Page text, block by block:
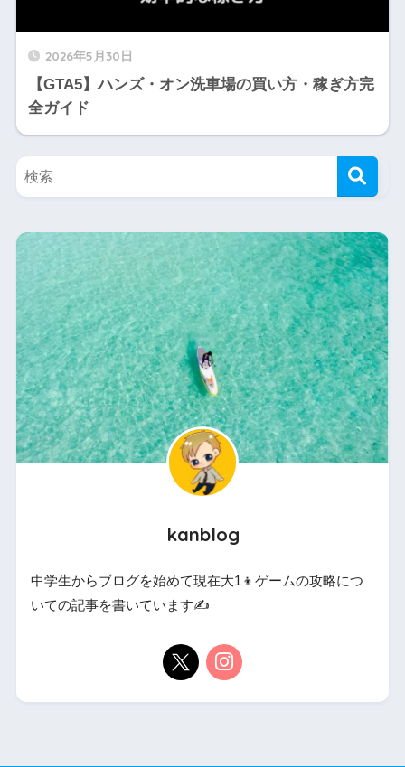
2026年5月30日
【GTA5】ハンズ・オン洗車場の買い方・稼ぎ方完
全ガイド
kanblog
中学生からブログを始めて現在大1👦ゲームの攻略につ
いての記事を書いています✍️